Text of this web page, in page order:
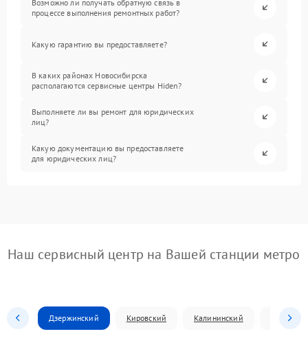
Возможно ли получать обратную связь в
процессе выполнения ремонтных работ?
Какую гарантию вы предоставляете?
В каких районах Новосибирска
располагаются сервисные центры Hiden?
Выполняете ли вы ремонт для юридических
лиц?
Какую документацию вы предоставляете
для юридических лиц?
Наш сервисный центр на Вашей станции метро
Дзержинский Кировский Калининский